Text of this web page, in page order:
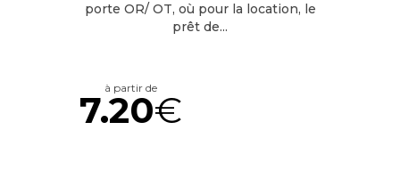
porte OR/ OT, où pour la location, le
prêt de...
à partir de
7.20€